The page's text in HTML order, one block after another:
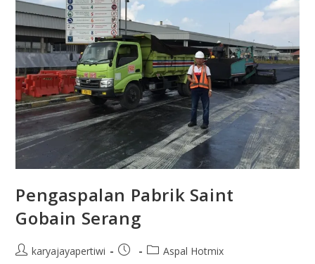
Pengaspalan Pabrik Saint
Gobain Serang
karyajayapertiwi Aspal Hotmix